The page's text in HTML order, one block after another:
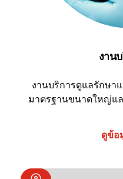
งาน
งานบริการดูแลรักษา
มาตรฐานขนาดใหญ่แ
ดูข้อ